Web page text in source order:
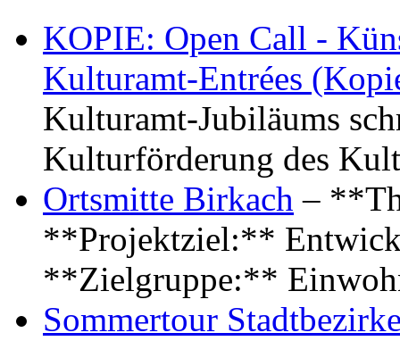
KOPIE: Open Call -
Kulturamt-Entrées
Kulturamt-Jubiläums
Kulturförderung des
Ortsmitte Birkach –
**Projektziel:**
**Zielgruppe:**
Sommertour